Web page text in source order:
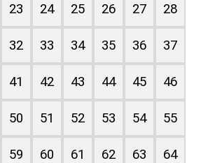
23 24 25 26 27 28
32 33 34 35 36 37
41 42 43 44 45 46
50 51 52 53 54 55
59 60 61 62 63 64